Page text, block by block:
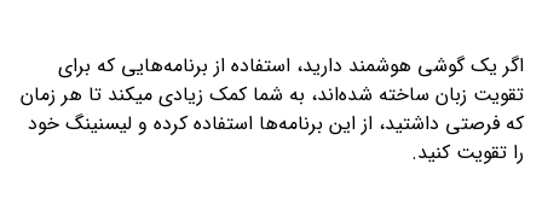
اگر یک گوشی هوشمند دارید، استفاده از برنامه‌هایی که برای
تقویت زبان ساخته شده‌اند، به شما کمک زیادی می­کند تا هر زمان
که فرصتی داشتید، از این برنامه‌ها استفاده کرده و لیسنینگ خود
را تقویت کنید.